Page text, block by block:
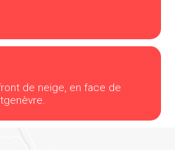
de neige, en face de